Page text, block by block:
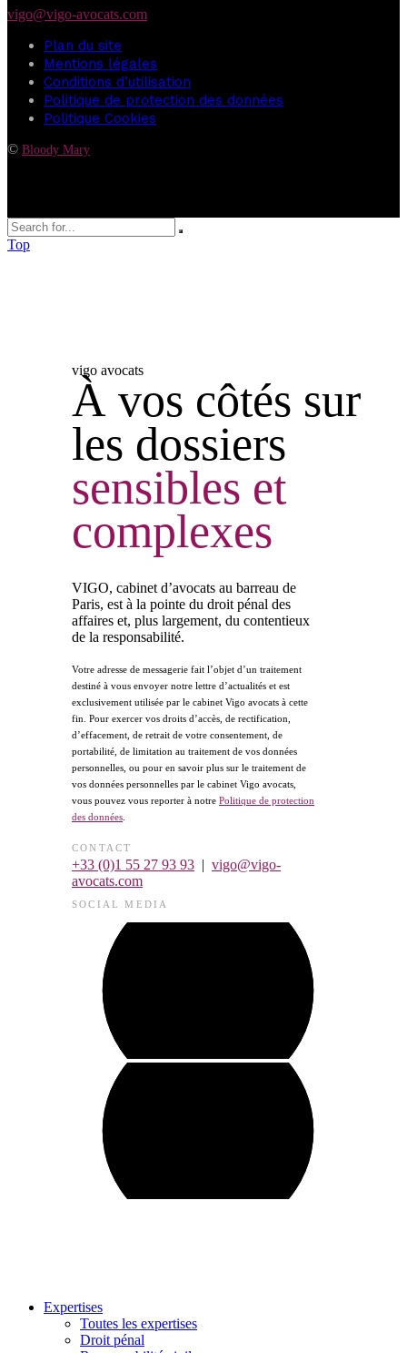
vigo@vigo-avocats.com
Plan du site
Mentions légales
Conditions d’utilisation
Politique de protection des données
Politique Cookies
© Bloody Mary
Top
vigo avocats
À vos côtés sur
les dossiers
sensibles et
complexes
VIGO, cabinet d’avocats au barreau de
Paris, est à la pointe du droit pénal des
affaires et, plus largement, du contentieux
de la responsabilité.
Votre adresse de messagerie fait l’objet d’un traitement
destiné à vous envoyer notre lettre d’actualités et est
exclusivement utilisée par le cabinet Vigo avocats à cette
fin. Pour exercer vos droits d’accès, de rectification,
d’effacement, de retrait de votre consentement, de
portabilité, de limitation au traitement de vos données
personnelles, ou pour en savoir plus sur le traitement de
vos données personnelles par le cabinet Vigo avocats,
vous pouvez vous reporter à notre Politique de protection
des données
CONTACT
+33 (0)1 55 27 93 93 | vigo@vigo-
avocats.com
SOCIAL MEDIA
Expertises
Toutes les expertises
Droit pénal